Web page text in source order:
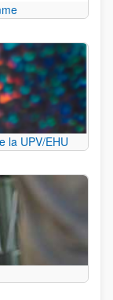
la UPV/EHU